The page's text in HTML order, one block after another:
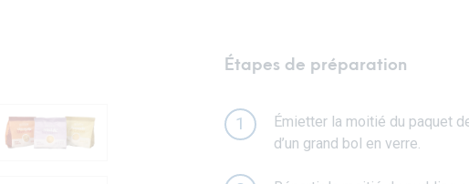
Étapes de préparation
1
Émietter la moitié du paquet
d’un grand bol en verre.